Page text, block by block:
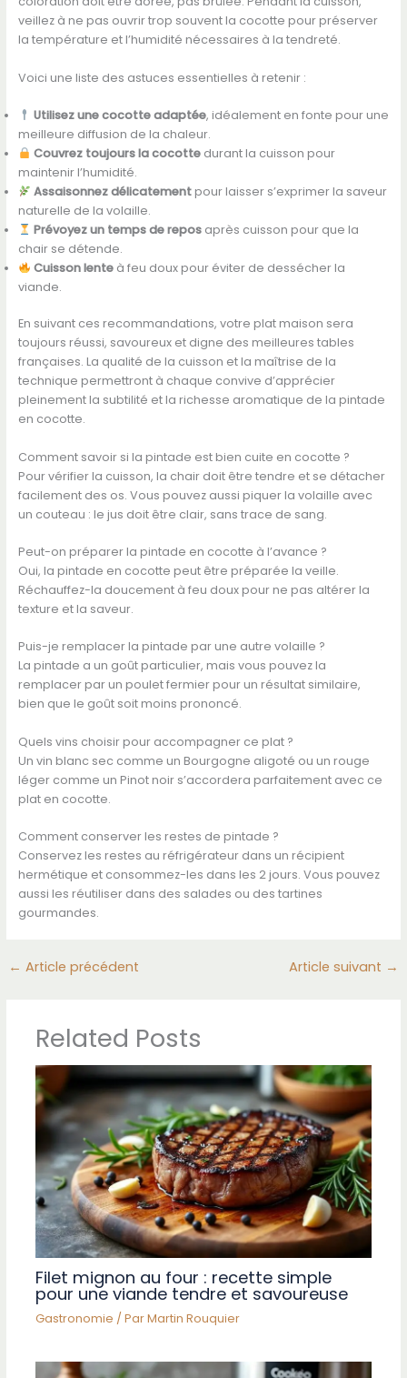
veillez à ne pas ouvrir trop souvent la cocotte pour préserver
la température et l’humidité nécessaires à la tendreté.
Voici une liste des astuces essentielles à retenir :
Utilisez une cocotte adaptée, idéalement en fonte pour une
meilleure diffusion de la chaleur.
Couvrez toujours la cocotte durant la cuisson pour
maintenir l’humidité.
Assaisonnez délicatementpour laisser s’exprimer la saveur
naturelle de la volaille.
Prévoyez un temps de repos après cuisson pour que la
chair se détende.
Cuisson lente à feu doux pour éviter de dessécher la
viande.
En suivant ces recommandations, votre plat maison sera
toujours réussi, savoureux et digne des meilleures tables
françaises. La qualité de la cuisson et la maîtrise de la
technique permettront à chaque convive d’apprécier
pleinement la subtilité et la richesse aromatique de la pintade
en cocotte.
Comment savoir si la pintade est bien cuite en cocotte ?
Pour vérifier la cuisson, la chair doit être tendre et se détacher
facilement des os. Vous pouvez aussi piquer la volaille avec
un couteau : le jus doit être clair, sans trace de sang.
Peut-on préparer la pintade en cocotte à l’avance ?
Oui, la pintade en cocotte peut être préparée la veille.
Réchauffez-la doucement à feu doux pour ne pas altérer la
texture et la saveur.
Puis-je remplacer la pintade par une autre volaille ?
La pintade a un goût particulier, mais vous pouvez la
remplacer par un poulet fermier pour un résultat similaire,
bien que le goût soit moins prononcé.
Quels vins choisir pour accompagner ce plat ?
Un vin blanc sec comme un Bourgogne aligoté ou un rouge
léger comme un Pinot noir s’accordera parfaitement avec ce
plat en cocotte.
Comment conserver les restes de pintade ?
Conservez les restes au réfrigérateur dans un récipient
hermétique et consommez-les dans les 2 jours. Vous pouvez
aussi les réutiliser dans des salades ou des tartines
gourmandes.
← Article précédent Article suivant →
Related Posts
Filet mignon au four : recette simple
pour une viande tendre et savoureuse
Gastronomie / ParMartin Rouquier